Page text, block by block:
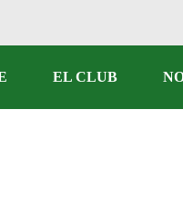
EL CLUB
Directiva